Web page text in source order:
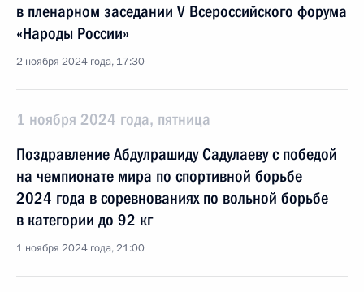
в пленарном заседании V Всероссийского форума
«Народы России»
2 ноября 2024 года, 17:30
1 ноября 2024 года, пятница
Поздравление Абдулрашиду Садулаеву с победой
на чемпионате мира по спортивной борьбе
2024 года в соревнованиях по вольной борьбе
в категории до 92 кг
1 ноября 2024 года, 21:00